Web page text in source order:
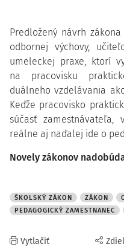
Predložený návrh
odbornej výchovy,
umeleckej praxe, ktorí
na pracovisku
duálneho vzdelávania
Keďže pracovisko
súčasť
reálne aj naďalej ide o
Novely zákonov
ŠKOLSKÝ ZÁKON ZÁKON
PEDAGOGICKÝ ZAMESTNANEC
Vytlačiť